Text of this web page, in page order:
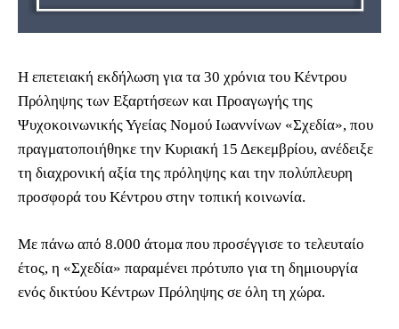
Η επετειακή εκδήλωση για τα 30 χρόνια του Κέντρου
Πρόληψης των Εξαρτήσεων και Προαγωγής της
Ψυχοκοινωνικής Υγείας Νομού Ιωαννίνων «Σχεδία», που
πραγματοποιήθηκε την Κυριακή 15 Δεκεμβρίου, ανέδειξε
τη διαχρονική αξία της πρόληψης και την πολύπλευρη
προσφορά του Κέντρου στην τοπική κοινωνία.
Με πάνω από 8.000 άτομα που προσέγγισε το τελευταίο
έτος, η «Σχεδία» παραμένει πρότυπο για τη δημιουργία
ενός δικτύου Κέντρων Πρόληψης σε όλη τη χώρα.